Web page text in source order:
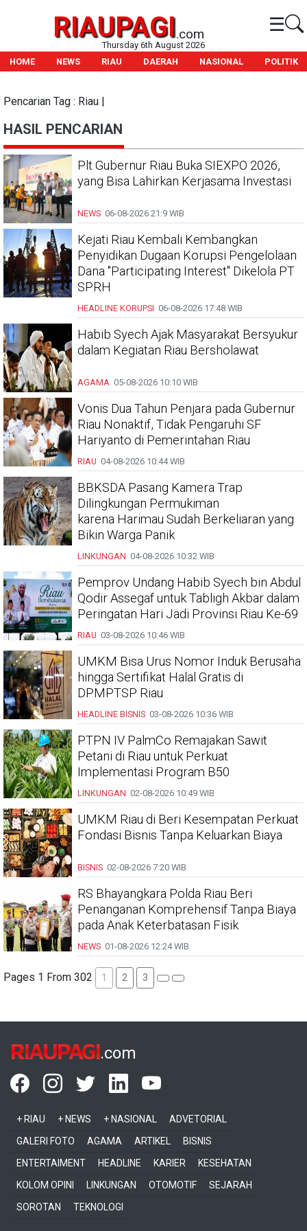
RIAUPAGI.com ☰
Thursday 6th August 2026
HOME
NEWS RIAU DAERAH NASIONAL POLITIK
Pencarian Tag : Riau |
HASIL PENCARIAN
Plt Gubernur Riau Buka SIEXPO 2026,
yang Bisa Lahirkan Kerjasama Investasi
NEWS 06-08-2026 21:9 WIB
Kejati Riau Kembali Kembangkan
Penyidikan Dugaan Korupsi Pengelolaan
Dana "Participating Interest" Dikelola PT
SPRH
HEADLINE KORUPSI 06-08-2026 17:48 WIB
Habib Syech Ajak Masyarakat Bersyukur
dalam Kegiatan Riau Bersholawat
AGAMA 05-08-2026 10:10 WIB
Vonis Dua Tahun Penjara pada Gubernur
Riau Nonaktif, Tidak Pengaruhi SF
Hariyanto di Pemerintahan Riau
RIAU 04-08-2026 10:44 WIB
BBKSDA Pasang Kamera Trap
Dilingkungan Permukiman
karena Harimau Sudah Berkeliaran yang
Bikin Warga Panik
LINKUNGAN 04-08-2026 10:32 WIB
Pemprov Undang Habib Syech bin Abdul
Qodir Assegaf untuk Tabligh Akbar dalam
Peringatan Hari Jadi Provinsi Riau Ke-69
RIAU 03-08-2026 10:46 WIB
UMKM Bisa Urus Nomor Induk Berusaha
hingga Sertifikat Halal Gratis di
DPMPTSP Riau
HEADLINE BISNIS 03-08-2026 10:36 WIB
PTPN IV PalmCo Remajakan Sawit
Petani di Riau untuk Perkuat
Implementasi Program B50
LINKUNGAN 02-08-2026 10:49 WIB
UMKM Riau di Beri Kesempatan Perkuat
Fondasi Bisnis Tanpa Keluarkan Biaya
BISNIS 02-08-2026 7:20 WIB
RS Bhayangkara Polda Riau Beri
Penanganan Komprehensif Tanpa Biaya
pada Anak Keterbatasan Fisik
NEWS 01-08-2026 12:24 WIB
Pages 1 From 302 1 2 3
RIAUPAGI.com
+ RIAU + NEWS + NASIONAL
ADVETORIAL
GALERI FOTO
AGAMA ARTIKEL
BISNIS
ENTERTAIMENT
HEADLINE KARIER
KESEHATAN
KOLOM OPINI
LINKUNGAN OTOMOTIF
SEJARAH
SOROTAN
TEKNOLOGI